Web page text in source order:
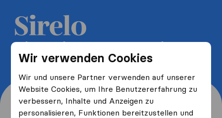
Wir verwenden Cookies
Wir und unsere Partner verwenden auf unserer
Website Cookies, um Ihre Benutzererfahrung zu
verbessern, Inhalte und Anzeigen zu
personalisieren, Funktionen bereitzustellen und
5 kostenlose Umzugsangebote
erhalten und bis zu 40% sparen